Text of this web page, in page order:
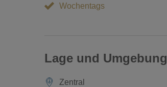
Wochentags
Lage und Umgebung
Zentral